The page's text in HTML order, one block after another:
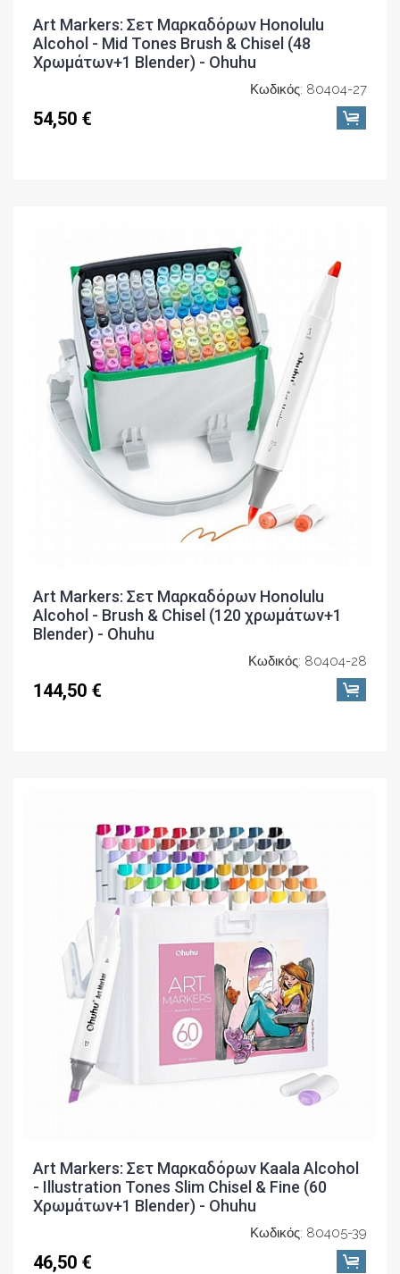
Art Markers: Σετ Μαρκαδόρων Honolulu
Alcohol - Mid Tones Brush & Chisel (48
Χρωμάτων+1 Blender) - Ohuhu
Κωδικός: 80404-27
54,50 €
Art Markers: Σετ Μαρκαδόρων Honolulu
Alcohol - Brush & Chisel (120 χρωμάτων+1
Blender) - Ohuhu
Κωδικός: 80404-28
144,50 €
Art Markers: Σετ Μαρκαδόρων Kaala Alcohol
- Illustration Tones Slim Chisel & Fine (60
Χρωμάτων+1 Blender) - Ohuhu
Κωδικός: 80405-39
46,50 €